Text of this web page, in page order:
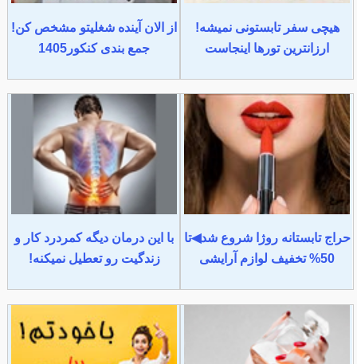
هیچی سفر تابستونی نمیشه!
ارزانترین تورها اینجاست
از الان آینده شغلیتو مشخص کن!
جمع بندی کنکور1405
حراج تابستانه روژا شروع شد◀تا
50% تخفیف لوازم آرایشی
با این درمان دیگه کمردرد کار و
زندگیت رو تعطیل نمیکنه!